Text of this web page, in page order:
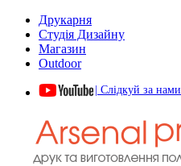
Друкарня
Студія Дизайну
Магазин
Outdoor
| Слідкуй за нами